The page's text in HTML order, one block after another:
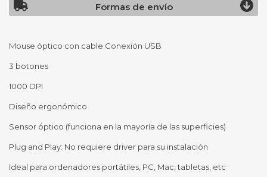
Formas de envío
Mouse óptico con cable.Conexión USB
3 botones
1000 DPI
Diseño ergonómico
Sensor óptico (funciona en la mayoría de las superficies)
Plug and Play: No requiere driver para su instalación
Ideal para ordenadores portátiles, PC, Mac, tabletas, etc